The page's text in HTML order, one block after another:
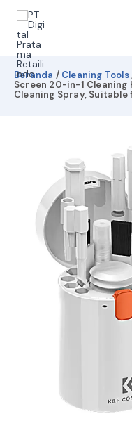
Lewati
konten
Beranda / Cleaning Tools
Screen 20-in-1 Cleaning
Cleaning Spray, Suitable